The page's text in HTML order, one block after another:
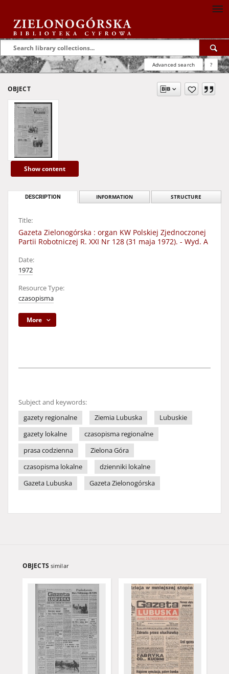
Advanced search ?
OBJECT
Show content
DESCRIPTION INFORMATION STRUCTURE
Title:
Gazeta Zielonogórska : organ KW Polskiej Zjednoczonej
Partii Robotniczej R. XXI Nr 128 (31 maja 1972). - Wyd. A
Date:
1972
Resource Type:
czasopisma
More
Subject and keywords:
gazety regionalne
Ziemia Lubuska
Lubuskie
gazety lokalne
czasopisma regionalne
prasa codzienna
Zielona Góra
czasopisma lokalne
dzienniki lokalne
Gazeta Lubuska
Gazeta Zielonogórska
OBJECTS similar